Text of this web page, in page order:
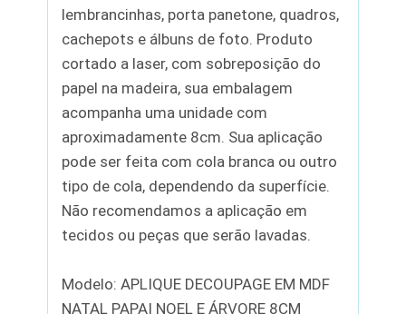
lembrancinhas, porta panetone, quadros,
cachepots e álbuns de foto. Produto
cortado a laser, com sobreposição do
papel na madeira, sua embalagem
acompanha uma unidade com
aproximadamente 8cm. Sua aplicação
pode ser feita com cola branca ou outro
tipo de cola, dependendo da superfície.
Não recomendamos a aplicação em
tecidos ou peças que serão lavadas.
Modelo: APLIQUE DECOUPAGE EM MDF
NATAL PAPAI NOEL E ÁRVORE 8CM